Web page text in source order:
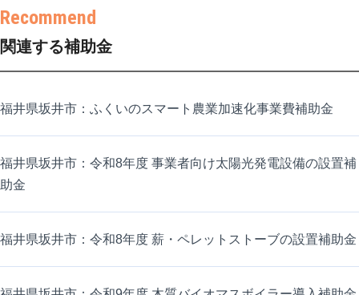
関連する補助金
福井県坂井市：ふくいのスマート農業加速化事業費補助金
福井県坂井市：令和8年度 事業者向け太陽光発電設備の設置補
助金
福井県坂井市：令和8年度 薪・ペレットストーブの設置補助金